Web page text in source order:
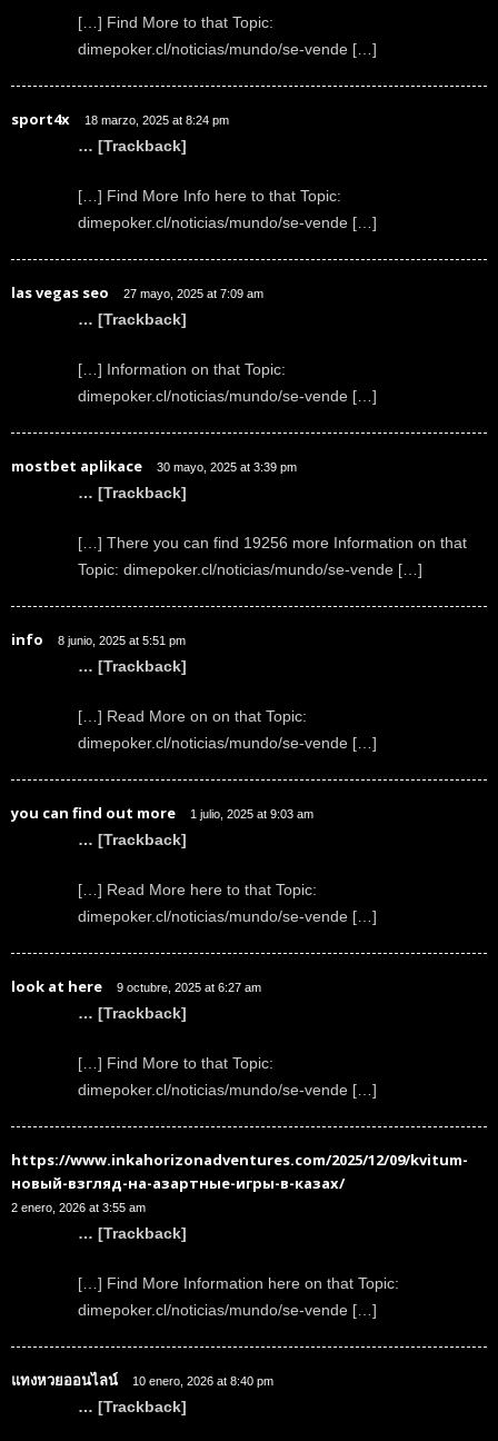
[…] Find More to that Topic:
dimepoker.cl/noticias/mundo/se-vende […]
sport4x 18 marzo, 2025 at 8:24 pm
… [Trackback]
[…] Find More Info here to that Topic:
dimepoker.cl/noticias/mundo/se-vende […]
las vegas seo 27 mayo, 2025 at 7:09 am
… [Trackback]
[…] Information on that Topic:
dimepoker.cl/noticias/mundo/se-vende […]
mostbet aplikace 30 mayo, 2025 at 3:39 pm
… [Trackback]
[…] There you can find 19256 more Information on that
Topic: dimepoker.cl/noticias/mundo/se-vende […]
info 8 junio, 2025 at 5:51 pm
… [Trackback]
[…] Read More on on that Topic:
dimepoker.cl/noticias/mundo/se-vende […]
you can find out more 1 julio, 2025 at 9:03 am
… [Trackback]
[…] Read More here to that Topic:
dimepoker.cl/noticias/mundo/se-vende […]
look at here 9 octubre, 2025 at 6:27 am
… [Trackback]
[…] Find More to that Topic:
dimepoker.cl/noticias/mundo/se-vende […]
https://www.inkahorizonadventures.com/2025/12/09/kvitum-
новый-взгляд-на-азартные-игры-в-казах/
2 enero, 2026 at 3:55 am
… [Trackback]
[…] Find More Information here on that Topic:
dimepoker.cl/noticias/mundo/se-vende […]
แทงหวยออนไลน์ 10 enero, 2026 at 8:40 pm
… [Trackback]